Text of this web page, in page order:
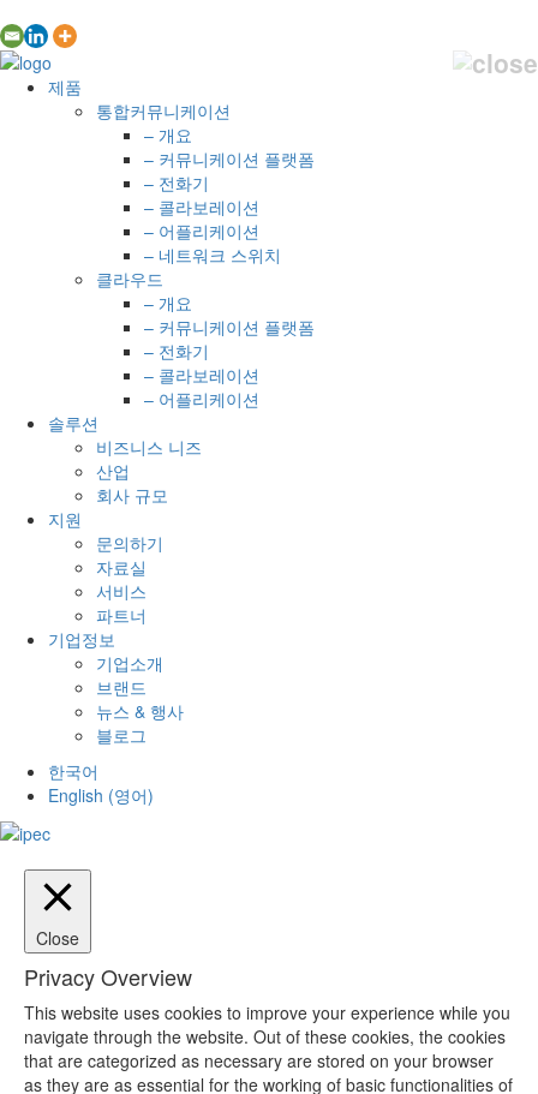
제품
통합커뮤니케이션
– 개요
– 커뮤니케이션 플랫폼
– 전화기
– 콜라보레이션
– 어플리케이션
– 네트워크 스위치
클라우드
– 개요
– 커뮤니케이션 플랫폼
– 전화기
– 콜라보레이션
– 어플리케이션
솔루션
비즈니스 니즈
산업
회사 규모
지원
문의하기
자료실
서비스
파트너
기업정보
기업소개
브랜드
뉴스 & 행사
블로그
한국어
English (영어)
Close
Privacy Overview
This website uses cookies to improve your experience while you
navigate through the website. Out of these cookies, the cookies
that are categorized as necessary are stored on your browser
as they are as essential for the working of basic functionalities of